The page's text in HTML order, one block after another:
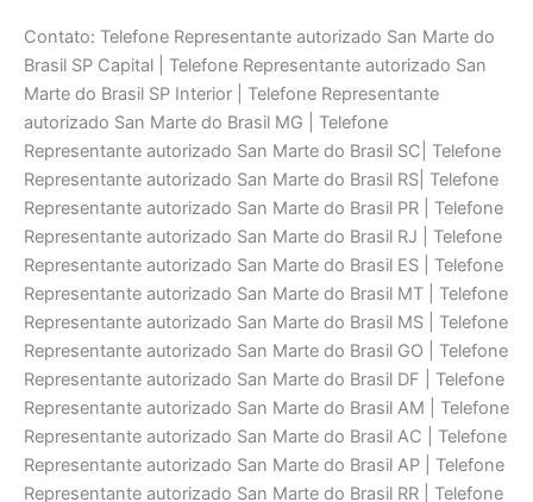
Contato: Telefone Representante autorizado San Marte do
Brasil SP Capital | Telefone Representante autorizado San
Marte do Brasil SP Interior | Telefone Representante
autorizado San Marte do Brasil MG | Telefone
Representante autorizado San Marte do Brasil SC| Telefone
Representante autorizado San Marte do Brasil RS| Telefone
Representante autorizado San Marte do Brasil PR | Telefone
Representante autorizado San Marte do Brasil RJ | Telefone
Representante autorizado San Marte do Brasil ES | Telefone
Representante autorizado San Marte do Brasil MT | Telefone
Representante autorizado San Marte do Brasil MS | Telefone
Representante autorizado San Marte do Brasil GO | Telefone
Representante autorizado San Marte do Brasil DF | Telefone
Representante autorizado San Marte do Brasil AM | Telefone
Representante autorizado San Marte do Brasil AC | Telefone
Representante autorizado San Marte do Brasil AP | Telefone
Representante autorizado San Marte do Brasil RR | Telefone